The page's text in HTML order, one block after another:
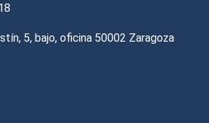
5, bajo, oficina 50002 Zaragoza